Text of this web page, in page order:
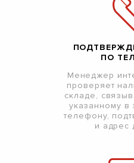
ПО
Менеджер
проверяет
складе,
указанному в
телефону,
и адрес